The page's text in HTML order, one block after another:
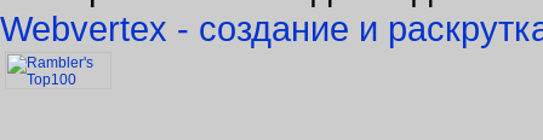
Webvertex - создание и